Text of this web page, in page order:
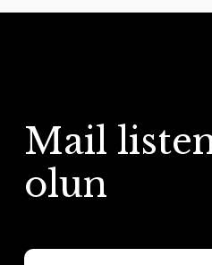
Mail
olun